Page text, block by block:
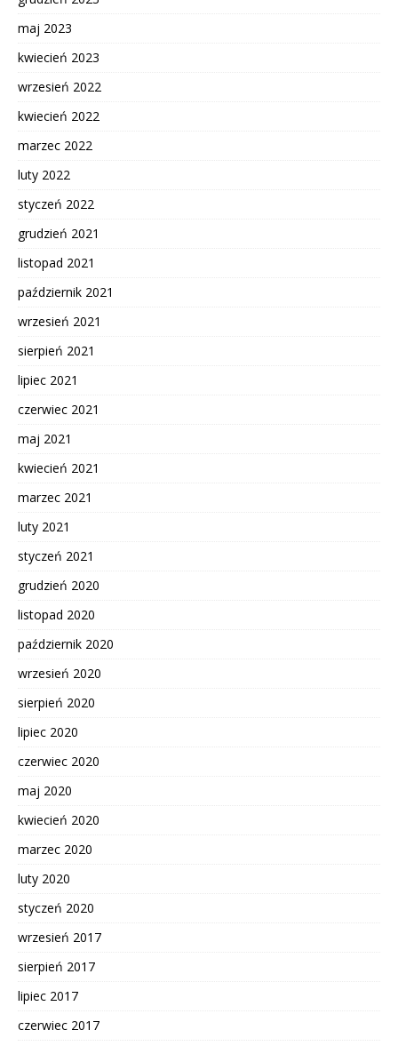
maj 2023
kwiecień 2023
wrzesień 2022
kwiecień 2022
marzec 2022
luty 2022
styczeń 2022
grudzień 2021
listopad 2021
październik 2021
wrzesień 2021
sierpień 2021
lipiec 2021
czerwiec 2021
maj 2021
kwiecień 2021
marzec 2021
luty 2021
styczeń 2021
grudzień 2020
listopad 2020
październik 2020
wrzesień 2020
sierpień 2020
lipiec 2020
czerwiec 2020
maj 2020
kwiecień 2020
marzec 2020
luty 2020
styczeń 2020
wrzesień 2017
sierpień 2017
lipiec 2017
czerwiec 2017